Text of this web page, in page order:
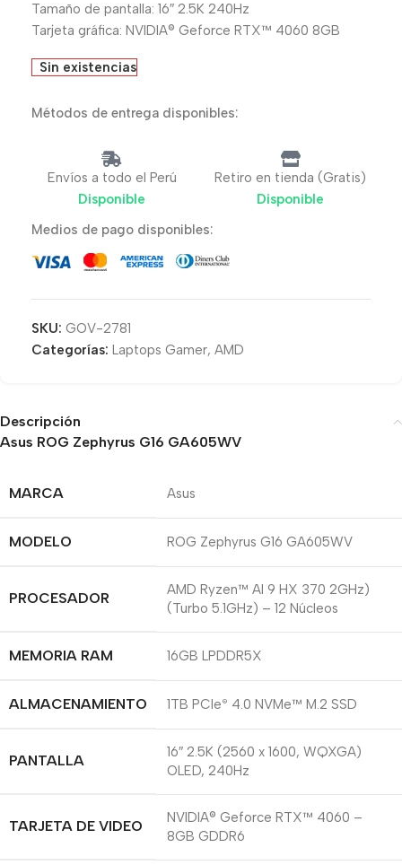
Tamaño de pantalla: 16″ 2.5K 240Hz
Tarjeta gráfica: NVIDIA® Geforce RTX™ 4060 8GB
Sin existencias
Métodos de entrega disponibles:
Envíos a todo el Perú
Disponible
Retiro en tienda (Gratis)
Disponible
Medios de pago disponibles:
SKU: GOV-2781
Categorías: Laptops Gamer, AMD
Descripción
Asus ROG Zephyrus G16 GA605WV
MARCA Asus
MODELO ROG Zephyrus G16 GA605WV
PROCESADOR
AMD Ryzen™ AI 9 HX 370 2GHz)
(Turbo 5.1GHz) – 12 Núcleos
MEMORIA RAM 16GB LPDDR5X
ALMACENAMIENTO 1TB PCIe® 4.0 NVMe™ M.2 SSD
PANTALLA
16″ 2.5K (2560 x 1600, WQXGA)
OLED, 240Hz
TARJETA DE VIDEO
NVIDIA® Geforce RTX™ 4060 –
8GB GDDR6